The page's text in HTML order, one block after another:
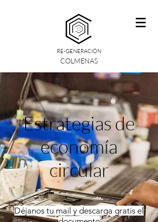
RE-GENERACIÓN
COLMENAS
Estrategias de
economía
circular
Déjanos tu mail y descarga gratis el